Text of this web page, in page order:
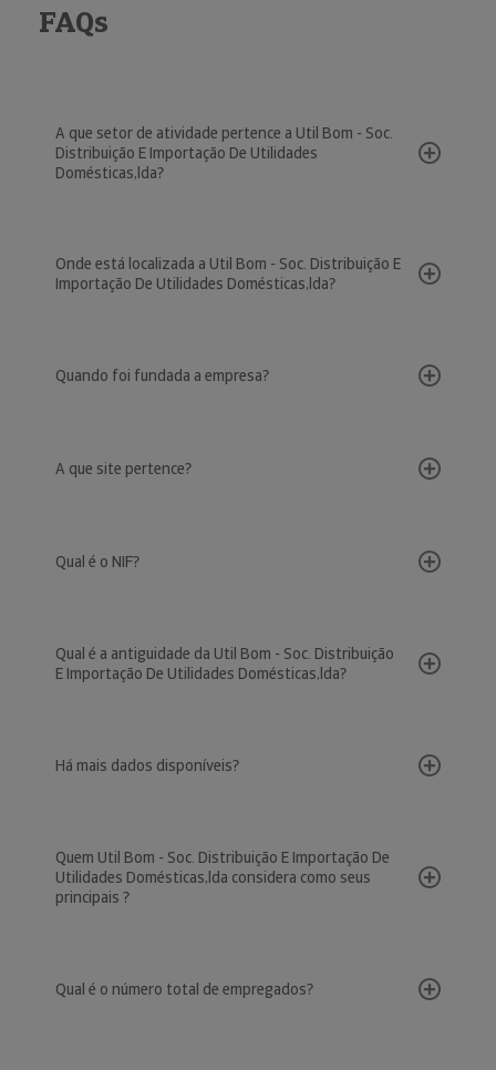
FAQs
A que setor de atividade pertence a Util Bom - Soc.
Distribuição E Importação De Utilidades
Domésticas,lda?
Onde está localizada a Util Bom - Soc. Distribuição E
Importação De Utilidades Domésticas,lda?
Quando foi fundada a empresa?
A que site pertence?
Qual é o NIF?
Qual é a antiguidade da Util Bom - Soc. Distribuição
E Importação De Utilidades Domésticas,lda?
Há mais dados disponíveis?
Quem Util Bom - Soc. Distribuição E Importação De
Utilidades Domésticas,lda considera como seus
principais ?
Qual é o número total de empregados?